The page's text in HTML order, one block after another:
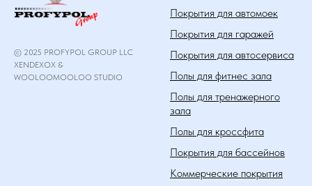
© 2025 PROFYPOL GROUP LLC
XENDEXOX &
WOOLOOMOOLOO STUDIO
Покрытия для автомоек
Покрытия для гаражей
Покрытия для автосервиса
Полы для фитнес зала
Полы для тренажерного
зала
Полы для кроссфита
Покрытия для бассейнов
Коммерческие покрытия